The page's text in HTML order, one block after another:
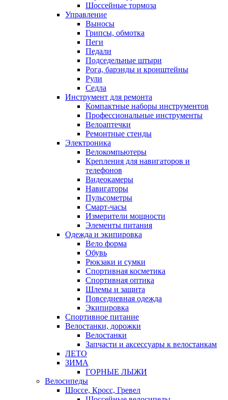
Шоссейные тормоза
Управление
Выносы
Грипсы, обмотка
Пеги
Педали
Подседельные штыри
Рога, барэнды и кронштейны
Рули
Седла
Инструмент для ремонта
Компактные наборы инструментов
Профессиональные инструменты
Велоаптечки
Ремонтные стенды
Электроника
Велокомпьютеры
Крепления для навигаторов и
телефонов
Видеокамеры
Навигаторы
Пульсометры
Смарт-часы
Измерители мощности
Элементы питания
Одежда и экипировка
Вело форма
Обувь
Рюкзаки и сумки
Спортивная косметика
Спортивная оптика
Шлемы и защита
Повседневная одежда
Экипировка
Спортивное питание
Велостанки, дорожки
Велостанки
Запчасти и аксессуары к велостанкам
ЛЕТО
ЗИМА
ГОРНЫЕ ЛЫЖИ
Велосипеды
Шоссе, Кросс, Гревел